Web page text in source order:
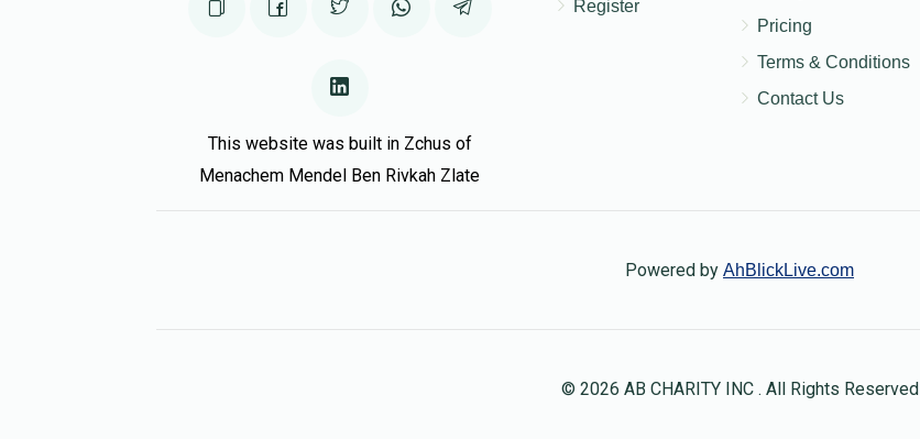
This website was built in Zchus of
Menachem Mendel Ben Rivkah Zlate
Register
Pricing
Terms & Conditions
Contact Us
Powered by AhBlickLive.com
© 2026 AB CHARITY INC . All Rights Reserved